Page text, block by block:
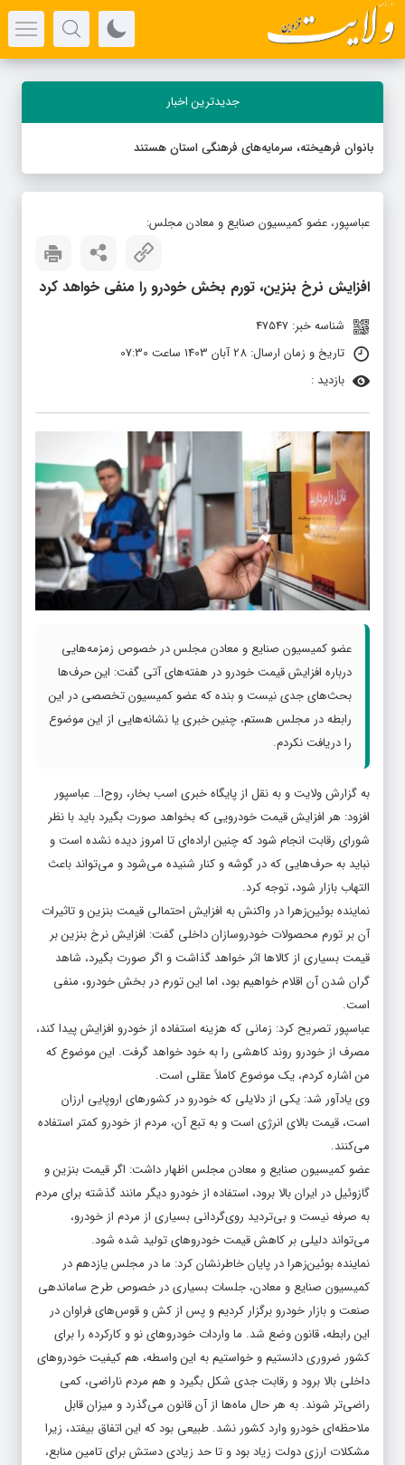
جدیدترین اخبار
بانوان فرهیخته، سرمایه‌های فرهنگی استان هستند
عباسپور، عضو کمیسیون صنایع و معادن مجلس:
افزایش نرخ بنزین، تورم بخش خودرو را منفی خواهد کرد
شناسه خبر: 47547
تاریخ و زمان ارسال: 28 آبان 1403 ساعت 07:30
بازدید :
عضو کمیسیون صنایع و معادن مجلس در خصوص زمزمه‌هایی
درباره افزایش قیمت خودرو در هفته‌های آتی گفت: این حرف‌ها
بحث‌های جدی نیست و بنده که عضو کمیسیون تخصصی در این
رابطه در مجلس هستم، چنین خبری یا نشانه‌هایی از این موضوع
را دریافت نکردم.
به گزارش ولایت و به نقل از پایگاه خبری اسب بخار، روح‌ا… عباسپور
افزود: هر افزایش قیمت خودرویی که بخواهد صورت بگیرد باید با نظر
شورای رقابت انجام شود که چنین اراده‌ای تا امروز دیده نشده است و
نباید به حرف‌هایی که در گوشه و کنار شنیده می‌شود و می‌تواند باعث
التهاب بازار شود، توجه کرد.
نماینده بوئین‌زهرا در واکنش به افزایش احتمالی قیمت بنزین و تاثیرات
آن بر تورم محصولات خودروسازان داخلی گفت: افزایش نرخ بنزین بر
قیمت بسیاری از کالاها اثر خواهد گذاشت و اگر صورت بگیرد، شاهد
گران شدن آن اقلام خواهیم بود، اما این تورم در بخش خودرو، منفی
است.
عباسپور تصریح کرد: زمانی که هزینه استفاده از خودرو افزایش پیدا کند،
مصرف از خودرو روند کاهشی را به خود خواهد گرفت. این موضوع که
من اشاره کردم، یک موضوع کاملاً عقلی است.
وی یادآور شد: یکی از دلایلی که خودرو در کشورهای اروپایی ارزان
است، قیمت بالای انرژی است و به تبع آن، مردم از خودرو کمتر استفاده
می‌کنند.
عضو کمیسیون صنایع و معادن مجلس اظهار داشت: اگر قیمت بنزین و
گازوئیل در ایران بالا برود، استفاده از خودرو دیگر مانند گذشته برای مردم
به صرفه نیست و بی‌تردید روی‌گردانی بسیاری از مردم از خودرو،
می‌تواند دلیلی بر کاهش قیمت خودروهای تولید شده شود.
نماینده بوئین‌زهرا در پایان خاطرنشان کرد: ما در مجلس یازدهم در
کمیسیون صنایع و معادن، جلسات بسیاری در خصوص طرح ساماندهی
صنعت و بازار خودرو برگزار کردیم و پس از کش و قوس‌های فراوان در
این رابطه، قانون وضع شد. ما واردات خودروهای نو و کارکرده را برای
کشور ضروری دانستیم و خواستیم به این واسطه، هم کیفیت خودروهای
داخلی بالا برود و رقابت جدی شکل بگیرد و هم مردم ناراضی، کمی
راضی‌تر شوند. به هر حال ماه‌ها از آن قانون می‌گذرد و میزان قابل
ملاحظه‌ای خودرو وارد کشور نشد. طبیعی بود که این اتفاق بیفتد، زیرا
مشکلات ارزی دولت زیاد بود و تا حد زیادی دستش برای تامین منابع،